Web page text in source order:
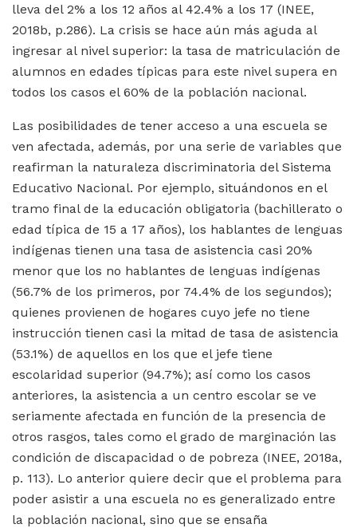
lleva del 2% a los 12 años al 42.4% a los 17 (INEE,
2018b, p.286). La crisis se hace aún más aguda al
ingresar al nivel superior: la tasa de matriculación de
alumnos en edades típicas para este nivel supera en
todos los casos el 60% de la población nacional.
Las posibilidades de tener acceso a una escuela se
ven afectada, además, por una serie de variables que
reafirman la naturaleza discriminatoria del Sistema
Educativo Nacional. Por ejemplo, situándonos en el
tramo final de la educación obligatoria (bachillerato o
edad típica de 15 a 17 años), los hablantes de lenguas
indígenas tienen una tasa de asistencia casi 20%
menor que los no hablantes de lenguas indígenas
(56.7% de los primeros, por 74.4% de los segundos);
quienes provienen de hogares cuyo jefe no tiene
instrucción tienen casi la mitad de tasa de asistencia
(53.1%) de aquellos en los que el jefe tiene
escolaridad superior (94.7%); así como los casos
anteriores, la asistencia a un centro escolar se ve
seriamente afectada en función de la presencia de
otros rasgos, tales como el grado de marginación las
condición de discapacidad o de pobreza (INEE, 2018a,
p. 113). Lo anterior quiere decir que el problema para
poder asistir a una escuela no es generalizado entre
la población nacional, sino que se ensaña